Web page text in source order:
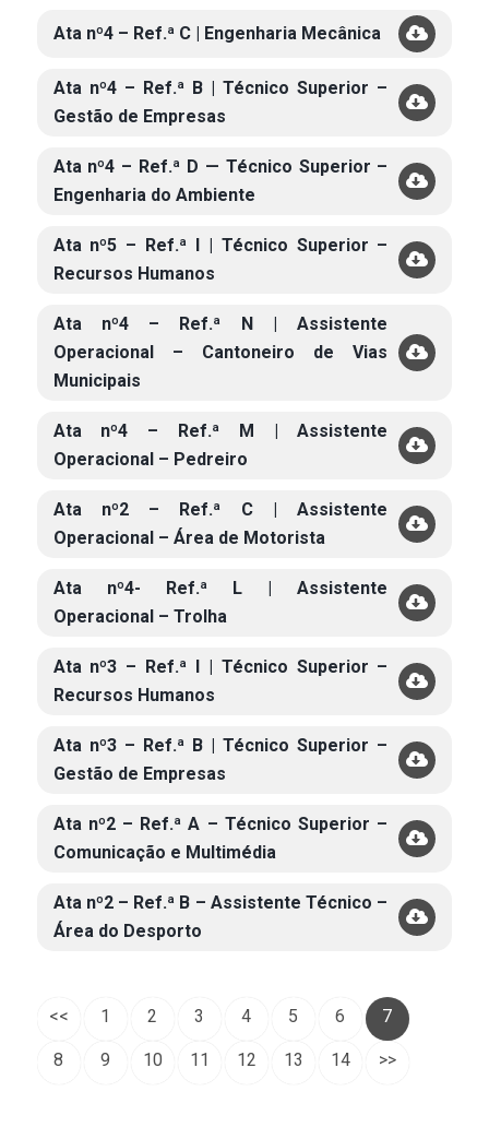
Ata nº4 – Ref.ª C | Engenharia Mecânica
Ata nº4 – Ref.ª B | Técnico Superior –
Gestão de Empresas
Ata nº4 – Ref.ª D — Técnico Superior –
Engenharia do Ambiente
Ata nº5 – Ref.ª I | Técnico Superior –
Recursos Humanos
Ata nº4 – Ref.ª N | Assistente
Operacional – Cantoneiro de Vias
Municipais
Ata nº4 – Ref.ª M | Assistente
Operacional – Pedreiro
Ata nº2 – Ref.ª C | Assistente
Operacional – Área de Motorista
Ata nº4- Ref.ª L | Assistente
Operacional – Trolha
Ata nº3 – Ref.ª I | Técnico Superior –
Recursos Humanos
Ata nº3 – Ref.ª B | Técnico Superior –
Gestão de Empresas
Ata nº2 – Ref.ª A – Técnico Superior –
Comunicação e Multimédia
Ata nº2 – Ref.ª B – Assistente Técnico –
Área do Desporto
<< 1 2 3 4 5 6 7
8 9 10 11 12 13 14 >>